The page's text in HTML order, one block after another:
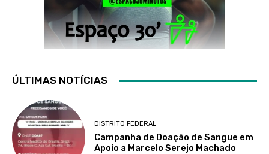
ÚLTIMAS NOTÍCIAS
DISTRITO FEDERAL
Campanha de Doação de Sangue em
Apoio a Marcelo Serejo Machado